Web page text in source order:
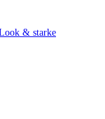
& starke